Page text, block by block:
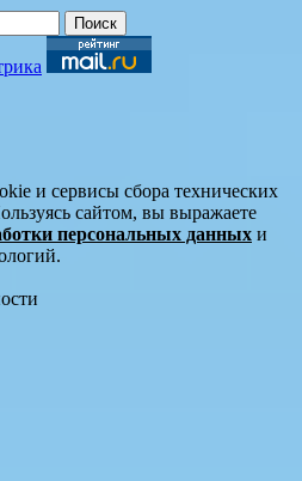
и сервисы сбора технических
сайтом, вы выражаете
персональных данных и